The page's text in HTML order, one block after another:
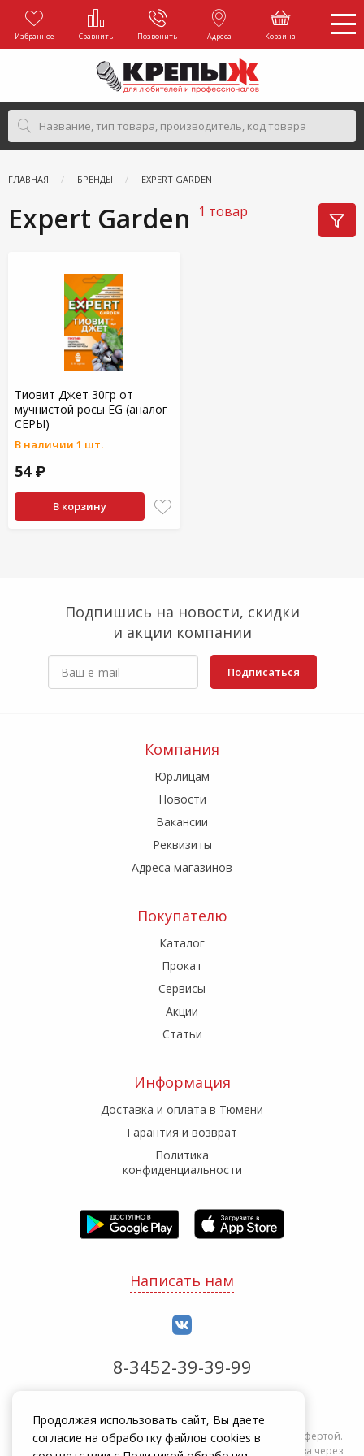
Избранное Сравнить Позвонить Адреса Корзина
ГЛАВНАЯ БРЕНДЫ EXPERT GARDEN
Expert Garden 1 товар
Тиовит Джет 30гр от
мучнистой росы EG (аналог
СЕРЫ)
В наличии 1 шт.
54 ₽
В корзину
Подпишись на новости, скидки
и акции компании
Подписаться
Компания
Юр.лицам
Новости
Вакансии
Реквизиты
Адреса магазинов
Покупателю
Каталог
Прокат
Сервисы
Акции
Статьи
Информация
Доставка и оплата в Тюмени
Гарантия и возврат
Политика
конфиденциальности
Написать нам
8-3452-39-39-99
Информация на сайте zakrepi.ru не является публичной офертой.
Указанные цены действуют только при оформлении заказа через
Продолжая использовать сайт, Вы даете
согласие на обработку файлов cookies в